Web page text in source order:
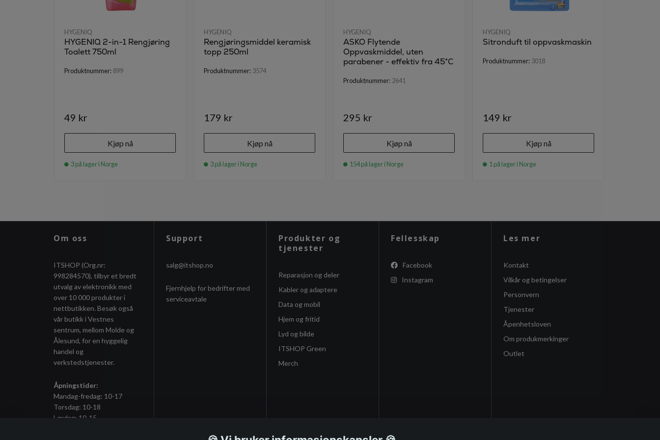
HYGENIQ
HYGENIQ 2-in-1 Rengjøring
Toalett 750ml
Produktnummer: 899
49 kr
Kjøp nå
3 på lager i Norge
HYGENIQ
Rengjøringsmiddel keramisk
topp 250ml
Produktnummer: 3574
179 kr
Kjøp nå
3 på lager i Norge
HYGENIQ
ASKO Flytende
Oppvaskmiddel, uten
parabener - effektiv fra 45*C
Produktnummer: 2641
295 kr
Kjøp nå
154 på lager i Norge
HYGENIQ
Sitronduft til oppvaskmaskin
Produktnummer: 3018
149 kr
Kjøp nå
1 på lager i Norge
Om oss
ITSHOP (Org.nr:
998284570), tilbyr et bredt
utvalg av elektronikk med
over 10 000 produkter i
nettbutikken. Besøk også
vår butikk i Vestnes
sentrum, mellom Molde og
Ålesund, for en hyggelig
handel og
verkstedstjenester.
Åpningstider:
Mandag-fredag: 10-17
Torsdag: 10-18
Lørdag: 10-15
Support
salg@itshop.no
Fjernhjelp for bedrifter med
serviceavtale
Produkter og
tjenester
Reparasjon og deler
Kabler og adaptere
Data og mobil
Hjem og fritid
Lyd og bilde
ITSHOP Green
Merch
Fellesskap
Facebook
Instagram
Les mer
Kontakt
Vilkår og betingelser
Personvern
Tjenester
Åpenhetsloven
Om produkmerkinger
Outlet